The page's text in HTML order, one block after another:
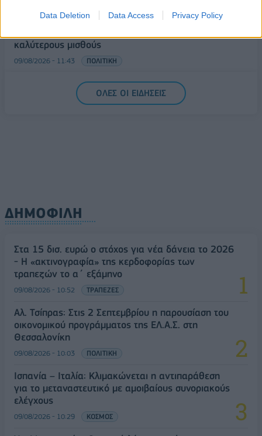
Data Deletion Data Access Privacy Policy
Τ. Θεοδωρικάκος: Η ενίσχυση της βιομηχανίας
καλύτερους μισθούς
09/08/2026 - 11:43 ΠΟΛΙΤΙΚΗ
Υπ. Μεταφορών: Οριστική λύση στο ζήτημα των
πινακίδων κυκλοφορίας - Τέλος στις χρονοβόρες
ΟΛΕΣ ΟΙ ΕΙΔΗΣΕΙΣ
ΔΗΜΟΦΙΛΗ
Στα 15 δισ. ευρώ ο στόχος για νέα δάνεια το 2026
- Η «ακτινογραφία» της κερδοφορίας των
τραπεζών το α΄ εξάμηνο
09/08/2026 - 10:52 ΤΡΑΠΕΖΕΣ
Αλ. Τσίπρας: Στις 2 Σεπτεμβρίου η παρουσίαση του
οικονομικού προγράμματος της ΕΛ.Α.Σ. στη
Θεσσαλονίκη
09/08/2026 - 10:03 ΠΟΛΙΤΙΚΗ
Ισπανία – Ιταλία: Κλιμακώνεται η αντιπαράθεση
για το μεταναστευτικό με αμοιβαίους συνοριακούς
ελέγχους
09/08/2026 - 10:29 ΚΟΣΜΟΣ